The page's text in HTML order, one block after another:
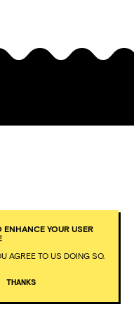
YOUR USER
AGREE TO US DOING SO.
THANKS